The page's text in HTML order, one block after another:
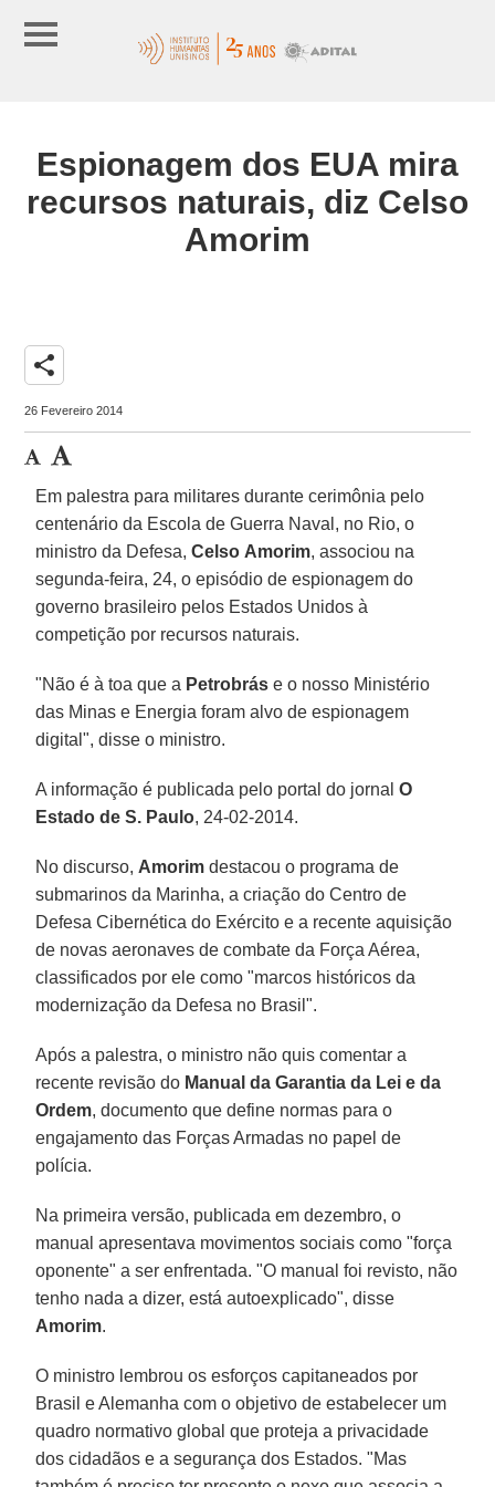
Espionagem dos EUA mira
recursos naturais, diz Celso
Amorim
share
26 Fevereiro 2014
Em palestra para militares durante cerimônia pelo
centenário da Escola de Guerra Naval, no Rio, o
ministro da Defesa,Celso Amorim, associou na
segunda-feira, 24, o episódio de espionagem do
governo brasileiro pelos Estados Unidos à
competição por recursos naturais.
"Não é à toa que a Petrobrás e o nosso Ministério
das Minas e Energia foram alvo de espionagem
digital", disse o ministro.
A informação é publicada pelo portal do jornal O
Estado de S. Paulo, 24-02-2014.
No discurso, Amorim destacou o programa de
submarinos da Marinha, a criação do Centro de
Defesa Cibernética do Exército e a recente aquisição
de novas aeronaves de combate da Força Aérea,
classificados por ele como "marcos históricos da
modernização da Defesa no Brasil".
Após a palestra, o ministro não quis comentar a
recente revisão do Manual da Garantia da Lei e da
Ordem, documento que define normas para o
engajamento das Forças Armadas no papel de
polícia.
Na primeira versão, publicada em dezembro, o
manual apresentava movimentos sociais como "força
oponente" a ser enfrentada. "O manual foi revisto, não
tenho nada a dizer, está autoexplicado", disse
Amorim.
O ministro lembrou os esforços capitaneados por
Brasil e Alemanha com o objetivo de estabelecer um
quadro normativo global que proteja a privacidade
dos cidadãos e a segurança dos Estados. "Mas